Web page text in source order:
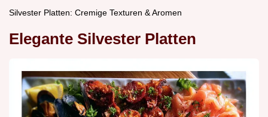
Silvester Platten: Cremige Texturen & Aromen
Elegante Silvester Platten